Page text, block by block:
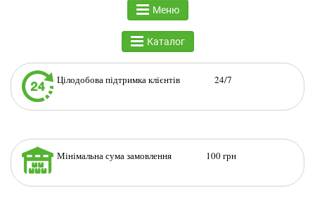
Меню
Каталог
Цілодобова підтримка клієнтів 24/7
Мінімальна сума замовлення 100 грн